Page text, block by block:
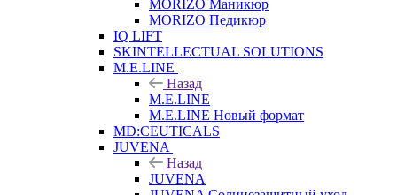
MORIZO Маникюр
MORIZO Педикюр
IQ LIFT
SKINTELLECTUAL SOLUTIONS
M.E.LINE
Назад
M.E.LINE
M.E.LINE Новый формат
MD:CEUTICALS
JUVENA
Назад
JUVENA